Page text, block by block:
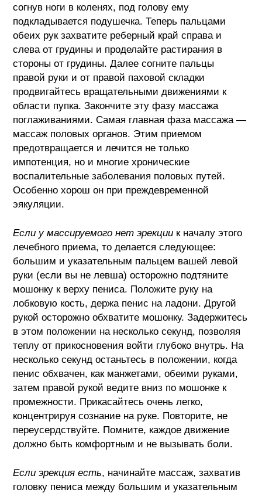
согнув ноги в коленях, под голову ему
подкладывается подушечка. Теперь пальцами
обеих рук захватите реберный край справа и
слева от грудины и проделайте растирания в
стороны от грудины. Далее согните пальцы
правой руки и от правой паховой складки
продвигайтесь вращательными движениями к
области пупка. Закончите эту фазу массажа
поглаживаниями. Самая главная фаза массажа —
массаж половых органов. Этим приемом
предотвращается и лечится не только
импотенция, но и многие хронические
воспалительные заболевания половых путей.
Особенно хорош он при преждевременной
эякуляции.
Если у массируемого нет эрекции к началу этого
лечебного приема, то делается следующее:
большим и указательным пальцем вашей левой
руки (если вы не левша) осторожно подтяните
мошонку к верху пениса. Положите руку на
лобковую кость, держа пенис на ладони. Другой
рукой осторожно обхватите мошонку. Задержитесь
в этом положении на несколько секунд, позволяя
теплу от прикосновения войти глубоко внутрь. На
несколько секунд останьтесь в положении, когда
пенис обхвачен, как манжетами, обеими руками,
затем правой рукой ведите вниз по мошонке к
промежности. Прикасайтесь очень легко,
концентрируя сознание на руке. Повторите, не
переусердствуйте. Помните, каждое движение
должно быть комфортным и не вызывать боли.
Если эрекция есть, начинайте массаж, захватив
головку пениса между большим и указательным